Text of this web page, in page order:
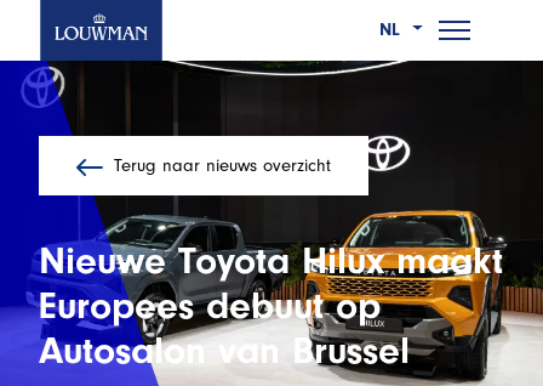
Ga
naar
hoofdinhoud
NL
Wie we zijn
Wat we doen
Werken bij
Nieuws
Contact
Terug naar nieuws overzicht
Nieuwe Toyota Hilux maakt
Europees debuut op
Autosalon van Brussel